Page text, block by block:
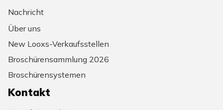
Nachricht
Über uns
New Looxs-Verkaufsstellen
Broschürensammlung 2026
Broschürensystemen
Kontakt